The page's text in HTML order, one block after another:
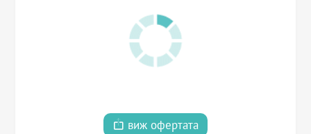
виж офертата